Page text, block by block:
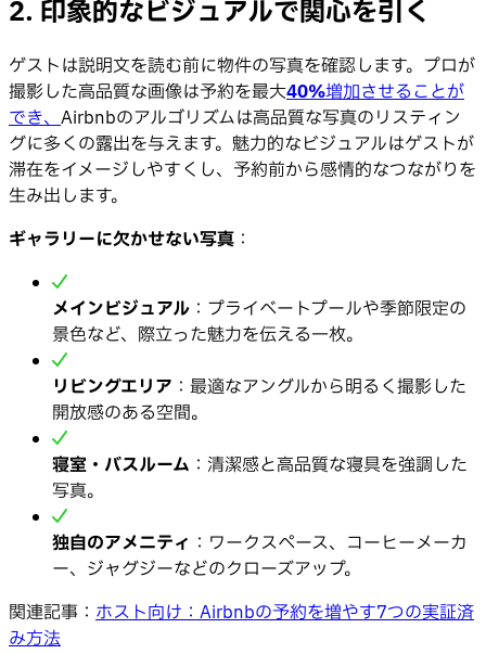
2. 印象的なビジュアルで関心を引く
ゲストは説明文を読む前に物件の写真を確認します。プロが
撮影した高品質な画像は予約を最大40%増加させることが
でき、Airbnbのアルゴリズムは高品質な写真のリスティン
グに多くの露出を与えます。魅力的なビジュアルはゲストが
滞在をイメージしやすくし、予約前から感情的なつながりを
生み出します。
ギャラリーに欠かせない写真 ：
メインビジュアル ：プライベートプールや季節限定の
景色など、際立った魅力を伝える一枚。
リビングエリア ：最適なアングルから明るく撮影した
開放感のある空間。
寝室・バスルーム ：清潔感と高品質な寝具を強調した
写真。
独自のアメニティ ：ワークスペース、コーヒーメーカ
ー、ジャグジーなどのクローズアップ。
関連記事： ホスト向け：Airbnbの予約を増やす7つの実証済
み方法